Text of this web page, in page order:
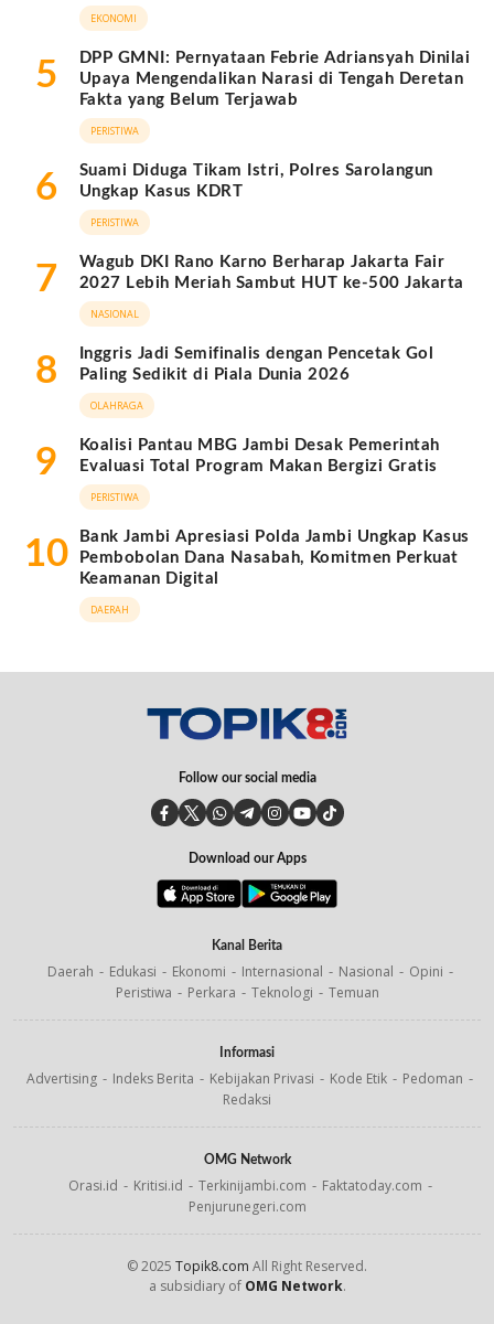
EKONOMI
5
DPP GMNI: Pernyataan Febrie Adriansyah Dinilai
Upaya Mengendalikan Narasi di Tengah Deretan
Fakta yang Belum Terjawab
PERISTIWA
6
Suami Diduga Tikam Istri, Polres Sarolangun
Ungkap Kasus KDRT
PERISTIWA
7
Wagub DKI Rano Karno Berharap Jakarta Fair
2027 Lebih Meriah Sambut HUT ke-500 Jakarta
NASIONAL
8
Inggris Jadi Semifinalis dengan Pencetak Gol
Paling Sedikit di Piala Dunia 2026
OLAHRAGA
9
Koalisi Pantau MBG Jambi Desak Pemerintah
Evaluasi Total Program Makan Bergizi Gratis
PERISTIWA
10
Bank Jambi Apresiasi Polda Jambi Ungkap Kasus
Pembobolan Dana Nasabah, Komitmen Perkuat
Keamanan Digital
DAERAH
Follow our social media
Download our Apps
Kanal Berita
Daerah Edukasi Ekonomi Internasional Nasional
Opini
Peristiwa
Perkara Teknologi Temuan
Informasi
Advertising Indeks Berita Kebijakan Privasi Kode Etik
Pedoman
Redaksi
OMG Network
Orasi.id Kritisi.id Terkinijambi.com
Faktatoday.com
Penjurunegeri.com
© 2025 Topik8.com All Right Reserved.
a subsidiary of OMG Network.